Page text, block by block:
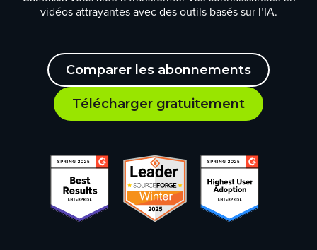
vidéos attrayantes avec des outils basés sur l’IA.
Comparer les abonnements
Télécharger gratuitement